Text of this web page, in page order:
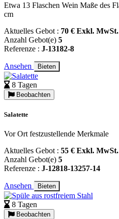
Etwa 13 Flaschen Wein Maße des
cm
Aktuelles Gebot : 70 € Exkl.
Anzahl Gebot(e) 5
Referenze : J-13182-8
Ansehen Bieten
8 Tagen
Beobachten
Salatette
Vor Ort festzustellende Merkmale
Aktuelles Gebot : 55 € Exkl.
Anzahl Gebot(e) 5
Referenze : J-12818-13257-14
Ansehen Bieten
8 Tagen
Beobachten